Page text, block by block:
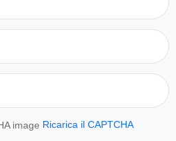
Ricarica il CAPTCHA